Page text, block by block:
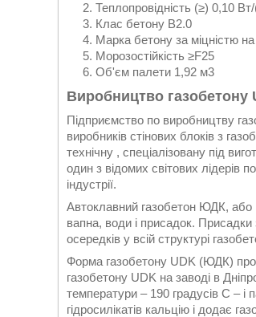
Теплопровідність (≥) 0,10
Клас бетону B2.0
Марка бетону за міцністю
Морозостійкість ≥F25
Об'єм палети 1,92 м3
Виробництво
Підприємство по виробництву
виробників стінових блоків з
технічну , спеціалізовану під
один з відомих світових лідерів
індустрії.
Автоклавний газобетон ЮДК, або
вапна, води і присадок. Присадки
осередків у всій структурі
Форма газобетону UDK (ЮДК)
газобетону UDK на заводі в
температури – 190 градусів С –
гідросилікатів кальцію і додає